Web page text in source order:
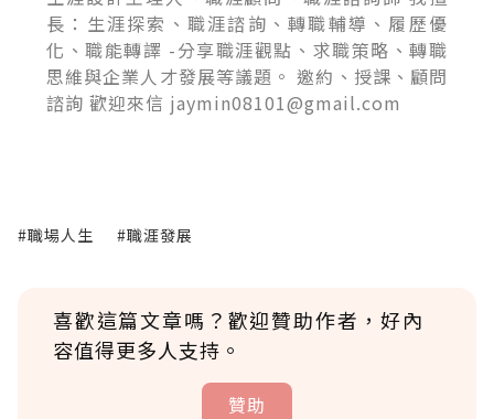
長：生涯探索、職涯諮詢、轉職輔導、履歷優
化、職能轉譯 -分享職涯觀點、求職策略、轉職
思維與企業人才發展等議題。 邀約、授課、顧問
諮詢 歡迎來信 jaymin08101@gmail.com
#職場人生 #職涯發展
喜歡這篇文章嗎？歡迎贊助作者，好內
容值得更多人支持。
贊助